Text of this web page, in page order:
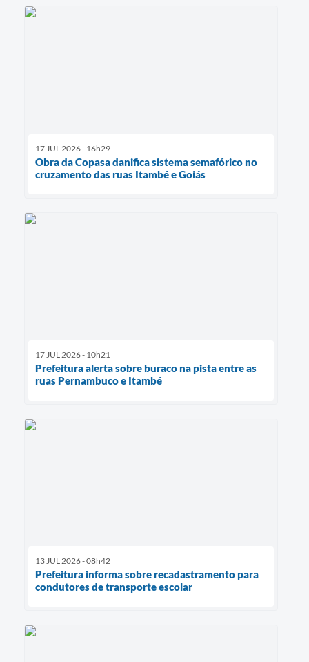
17 JUL 2026 - 16h29
Obra da Copasa danifica sistema semafórico no
cruzamento das ruas Itambé e Goiás
17 JUL 2026 - 10h21
Prefeitura alerta sobre buraco na pista entre as
ruas Pernambuco e Itambé
13 JUL 2026 - 08h42
Prefeitura informa sobre recadastramento para
condutores de transporte escolar